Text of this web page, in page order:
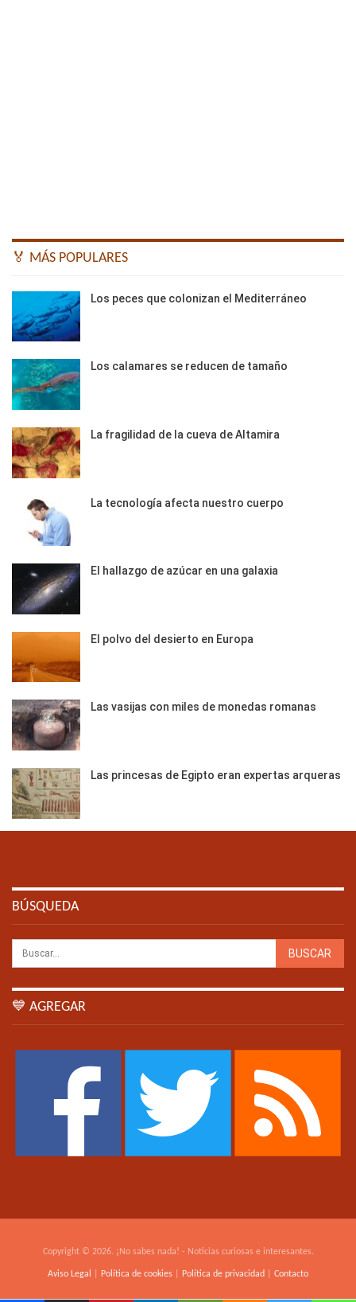
🏅 MÁS POPULARES
Los peces que colonizan el Mediterráneo
Los calamares se reducen de tamaño
La fragilidad de la cueva de Altamira
La tecnología afecta nuestro cuerpo
El hallazgo de azúcar en una galaxia
El polvo del desierto en Europa
Las vasijas con miles de monedas romanas
Las princesas de Egipto eran expertas arqueras
BÚSQUEDA
💙 AGREGAR
Copyright © 2026. ¡No sabes nada! - Noticias curiosas e interesantes.
Aviso Legal Política de cookies Política de privacidad Contacto